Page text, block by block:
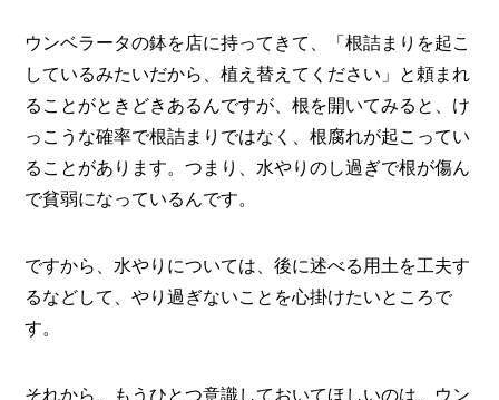
ウンベラータの鉢を店に持ってきて、「根詰まりを起こ
しているみたいだから、植え替えてください」と頼まれ
ることがときどきあるんですが、根を開いてみると、け
っこうな確率で根詰まりではなく、根腐れが起こってい
ることがあります。つまり、水やりのし過ぎで根が傷ん
で貧弱になっているんです。
ですから、水やりについては、後に述べる用土を工夫す
るなどして、やり過ぎないことを心掛けたいところで
す。
それから、もうひとつ意識しておいてほしいのは、ウン